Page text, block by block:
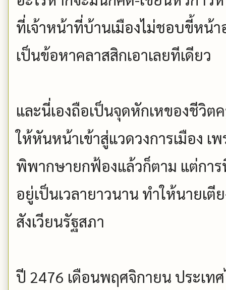
ที่เจ้าหน้าที่บ้านเมืองไม่ชอบขี้หน้
เป็นข้อหาคลาสสิกเอาเลยทีเดียว
และนี่เองถือเป็นจุดหักเหของชีวิ
ให้หันหน้าเข้าสู่แวดวงการเมือง
พิพากษายกฟ้องแล้วก็ตาม แต่กา
อยู่เป็นเวลายาวนาน ทำให้นายเตี
สังเวียนรัฐสภา
ปี 2476 เดือนพฤศจิกายน ประเท